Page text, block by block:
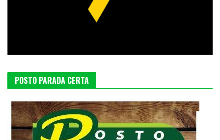
POSTO PARADA CERTA